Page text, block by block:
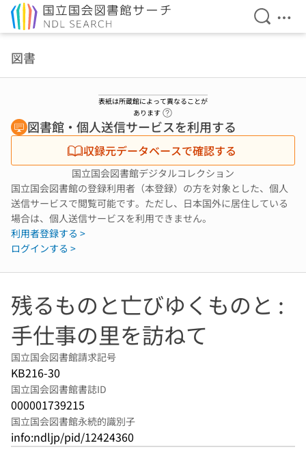
検索を
メ
図書
表紙は所蔵館によって異なることが
あります
図書館・個人送信サービスを利用する
収録元データベースで確認する
国立国会図書館デジタルコレクション
国立国会図書館の登録利用者（本登録）の方を対象とした、個人
送信サービスで閲覧可能です。ただし、日本国外に居住している
場合は、個人送信サービスを利用できません。
利用者登録する >
ログインする >
残るものと亡びゆくものと :
手仕事の里を訪ねて
国立国会図書館請求記号
KB216-30
国立国会図書館書誌ID
000001739215
国立国会図書館永続的識別子
info:ndljp/pid/12424360